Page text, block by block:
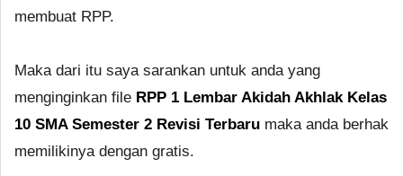
membuat RPP.
Maka dari itu saya sarankan untuk anda yang
menginginkan file RPP 1 Lembar Akidah Akhlak Kelas
10 SMA Semester 2 Revisi Terbaru maka anda berhak
memilikinya dengan gratis.